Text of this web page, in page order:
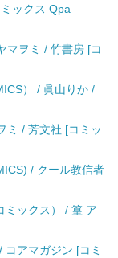
ックス Qpa
マヲミ / 竹書房 [コ
） / 眞山りか /
ミ / 芳文社 [コミッ
/ クール教信者
ミックス） / 篁 ア
アマガジン [コミ